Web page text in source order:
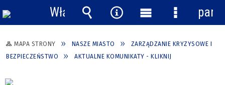
MAPA STRONY NASZE MIASTO
ZARZĄDZANIE KRYZYSOWE I
BEZPIECZEŃSTWO
AKTUALNE KOMUNIKATY - KLIKNIJ
Włącz
powiadomienia
Wyszukiwarka
Narzędzia
Menu
główne
Menu
panel